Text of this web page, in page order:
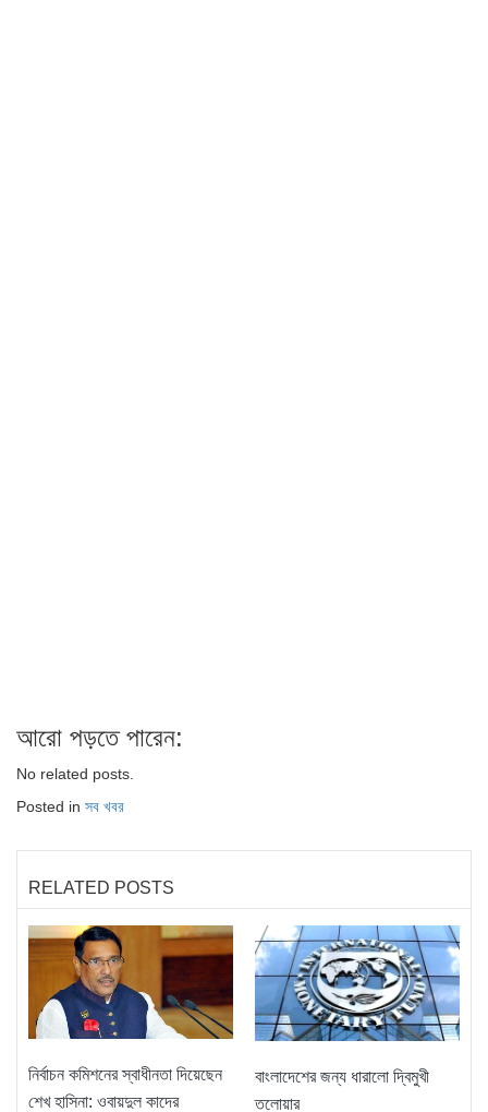
আরো পড়তে পারেন:
No related posts.
Posted in সব খবর
RELATED POSTS
নির্বাচন কমিশনের স্বাধীনতা দিয়েছেন
শেখ হাসিনা: ওবায়দুল কাদের
বাংলাদেশের জন্য ধারালো দ্বিমুখী
তলোয়ার